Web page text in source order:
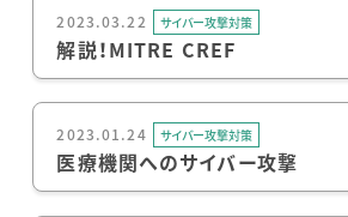
2023.03.22 サイバー攻撃対策
解説！MITRE CREF
2023.01.24 サイバー攻撃対策
医療機関へのサイバー攻撃